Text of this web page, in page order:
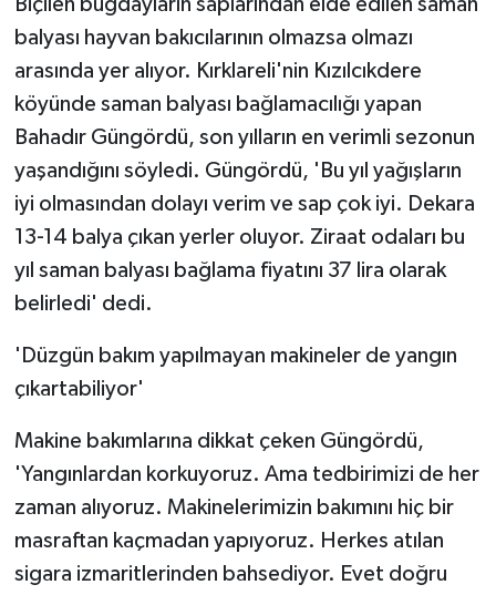
Biçilen buğdayların saplarından elde edilen saman
balyası hayvan bakıcılarının olmazsa olmazı
arasında yer alıyor. Kırklareli'nin Kızılcıkdere
köyünde saman balyası bağlamacılığı yapan
Bahadır Güngördü, son yılların en verimli sezonun
yaşandığını söyledi. Güngördü, 'Bu yıl yağışların
iyi olmasından dolayı verim ve sap çok iyi. Dekara
13-14 balya çıkan yerler oluyor. Ziraat odaları bu
yıl saman balyası bağlama fiyatını 37 lira olarak
belirledi' dedi.
'Düzgün bakım yapılmayan makineler de yangın
çıkartabiliyor'
Makine bakımlarına dikkat çeken Güngördü,
'Yangınlardan korkuyoruz. Ama tedbirimizi de her
zaman alıyoruz. Makinelerimizin bakımını hiç bir
masraftan kaçmadan yapıyoruz. Herkes atılan
sigara izmaritlerinden bahsediyor. Evet doğru